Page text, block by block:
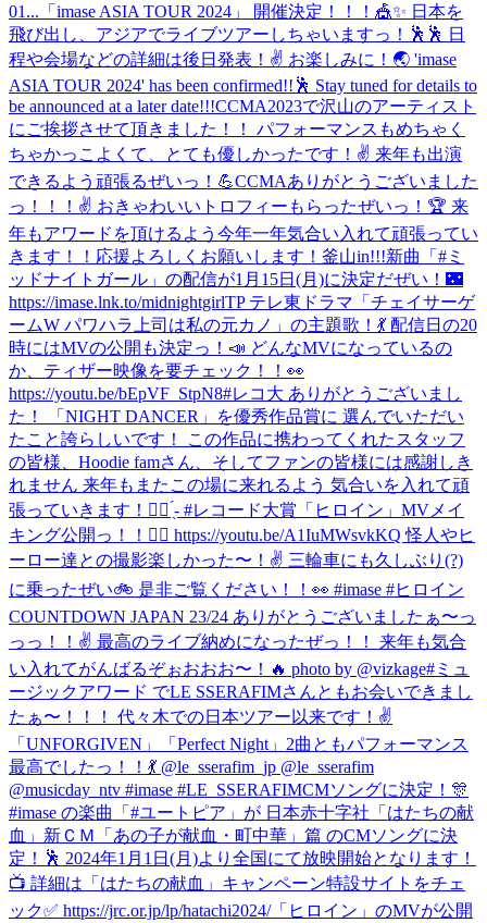
01... 「imase ASIA TOUR 2024」 開催決定！！！🎪✨ 日本を
飛び出し、アジアでライブツアーしちゃいますっ！🕺🕺 日
程や会場などの詳細は後日発表！✌️ お楽しみに！🌏 'imase
ASIA TOUR 2024' has been confirmed!!🕺 Stay tuned for details to
be announced at a later date!!!CCMA2023で沢山のアーティスト
にご挨拶させて頂きました！！ パフォーマンスもめちゃく
ちゃかっこよくて、とても優しかったです！✌️ 来年も出演
できるよう頑張るぜいっ！💪CCMAありがとうございました
っ！！！✌️ おきゃわいいトロフィーもらったぜいっ！🏆 来
年もアワードを頂けるよう今年一年気合い入れて頑張ってい
きます！！応援よろしくお願いします！ 釜山in!!!新曲「#ミ
ッドナイトガール」の配信が1月15日(月)に決定だぜい！🌃
https://imase.lnk.to/midnightgirlTP テレ東ドラマ「チェイサーゲ
ームW パワハラ上司は私の元カノ」の主題歌！💃 配信日の20
時にはMVの公開も決定っ！📣 どんなMVになっているの
か、ティザー映像を要チェック！！👀
https://youtu.be/bEpVF_StpN8#レコ大 ありがとうございまし
た！ 「NIGHT DANCER」を優秀作品賞に 選んでいただい
たこと誇らしいです！ この作品に携わってくれたスタッフ
の皆様、Hoodie famさん、そしてファンの皆様には感謝しき
れません 来年もまたこの場に来れるよう 気合いを入れて頑
張っていきます！✊🏻 ̖́- #レコード大賞 「ヒロイン」MVメイ
キング公開っ！！🦸‍♀️ https://youtu.be/A1IuMWsvkKQ 怪人やヒ
ーロー達との撮影楽しかった〜！✌️ 三輪車にも久しぶり(?)
に乗ったぜい🚲 是非ご覧ください！！👀 #imase #ヒロイン
COUNTDOWN JAPAN 23/24 ありがとうございましたぁ〜っ
っっ！！✌️ 最高のライブ納めになったぜっ！！ 来年も気合
い入れてがんばるぞぉおおお〜！🔥 photo by @vizkage#ミュ
ージックアワード でLE SSERAFIMさんともお会いできまし
たぁ〜！！！ 代々木での日本ツアー以来です！✌️
「UNFORGIVEN」「Perfect Night」2曲ともパフォーマンス
最高でしたっ！！💃 @le_sserafim_jp @le_sserafim
@musicday_ntv #imase #LE_SSERAFIMCMソングに決定！🎊
#imase の楽曲「#ユートピア」が 日本赤十字社「はたちの献
血」新ＣＭ「あの子が献血・町中華」篇 のCMソングに決
定！🕺 2024年1月1日(月)より全国にて放映開始となります！
📺 詳細は「はたちの献血」キャンペーン特設サイトをチェ
ック✅ https://jrc.or.jp/lp/hatachi2024/「ヒロイン」のMVが公開